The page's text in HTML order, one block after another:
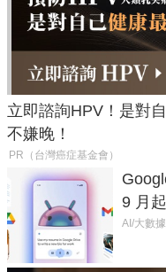
立即諮詢HPV！是對
不嫌晚！
PR（台灣癌症基金會）
9 月
AI/大數據